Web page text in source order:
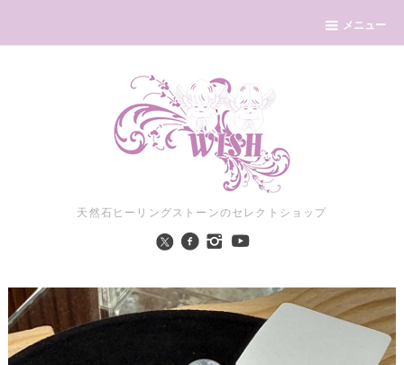
メニュー
天然石ヒーリングストーンのセレクトショップ